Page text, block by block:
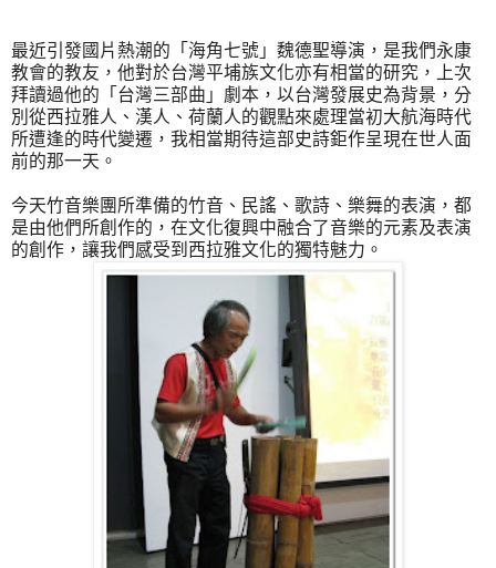
最近引發國片熱潮的「海角七號」魏德聖導演，是我們永康
教會的教友，他對於台灣平埔族文化亦有相當的研究，上次
拜讀過他的「台灣三部曲」劇本，以台灣發展史為背景，分
別從西拉雅人、漢人、荷蘭人的觀點來處理當初大航海時代
所遭逢的時代變遷，我相當期待這部史詩鉅作呈現在世人面
前的那一天。
今天竹音樂團所準備的竹音、民謠、歌詩、樂舞的表演，都
是由他們所創作的，在文化復興中融合了音樂的元素及表演
的創作，讓我們感受到西拉雅文化的獨特魅力。